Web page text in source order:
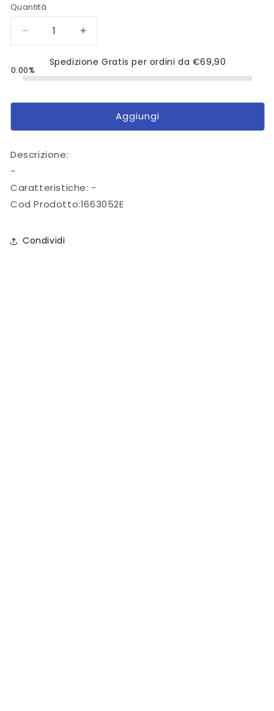
Quantità
Diminuisci
quantità
Yankee
-
Lilac
Aumenta
quantità
per
Yankee
-
Bruciatore
Spedizione Gratis per ordini da €69,90
0.00%
Aggiungi
Descrizione:
-
Caratteristiche: -
Cod Prodotto:1663052E
Condividi